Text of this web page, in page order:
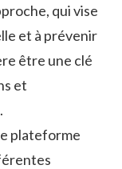
⁣qui ⁣vise
et‍ à prévenir
être une clé
et
⁣plateforme⁣